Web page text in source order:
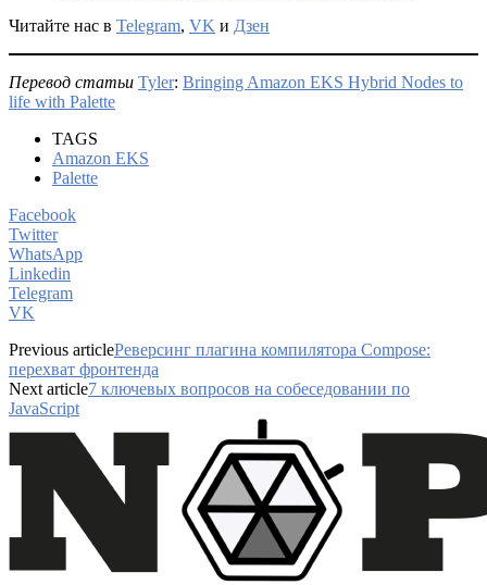
Читайте нас в Telegram, VK и Дзен
Перевод статьи Tyler: Bringing Amazon EKS Hybrid Nodes to
life with Palette
TAGS
Amazon EKS
Palette
Facebook
Twitter
WhatsApp
Linkedin
Telegram
VK
Previous articleРеверсинг плагина компилятора Compose:
перехват фронтенда
Next article7 ключевых вопросов на собеседовании по
JavaScript